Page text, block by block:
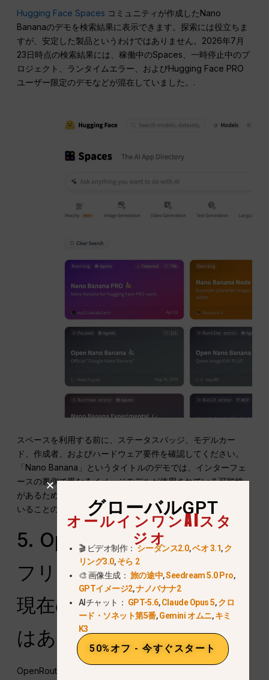
Hugging Face Spaces コミュニティが作成したNano
Bananaのデモを検索結果に表示できます。探索には役立ちま
すが、安定した製品というわけではありません。2026年7月
23日時点の検索結果には、稼働中のSpaces、一時停止中のプ
ロジェクト、ランタイムエラー、およびHugging Face PRO
ユーザー限定のデモなどが混在していました。.
スペースを利用する前に、ステータスバッジ、モデルカー
ド、作成者、およびハードウェア要件を確認してください。
「Nano Banana」というタイトルのデモでは、インターフェ
ースの裏側で異なるイメージモデルが使用されている可能性
があるため、名前だけではGoogleの最新モデルが実行されて
いることの証拠にはなりません。.
5. OpenRouter：レガシー
フリーのルートであり、
現在のデフォルト設定で
はありません
OpenRouterが掲載しました
グローバルGPT
オールインワンAIスタ
ジオ
🎬 ビデオ制作：シーダンス2.0,ベオ 3.1,ク
リング3.0,そら 2
🎨 画像生成： 旅の途中,Seedream 5.0 Pro,
GPTイメージ2,ナノバナナ2
AIチャット： GPT-5.6,Claude Opus 5,クロ
ード・ソネット第5番,Gemini オムニ,キミ
K3
50%オフ - 今すぐスタート